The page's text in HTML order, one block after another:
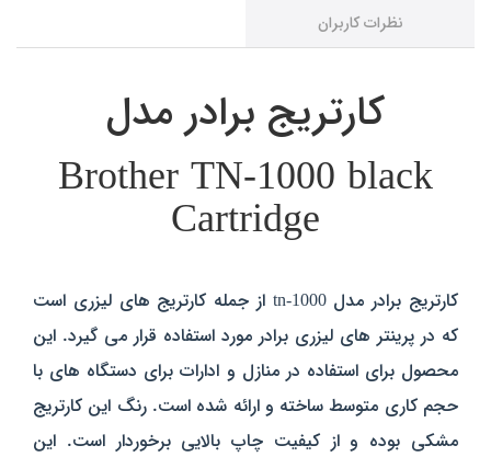
نظرات کاربران
کارتریج برادر مدل
Brother TN-1000 black
Cartridge
کارتریج برادر مدل tn-1000 از جمله کارتریج های لیزری است
که در پرینتر های لیزری برادر مورد استفاده قرار می گیرد. این
محصول برای استفاده در منازل و ادارات برای دستگاه های با
حجم کاری متوسط ساخته و ارائه شده است. رنگ این کارتریج
مشکی بوده و از کیفیت چاپ بالایی برخوردار است. این